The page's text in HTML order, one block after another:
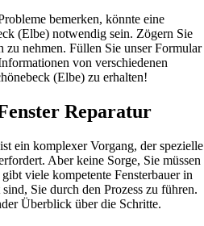
bemerken, könnte eine
(Elbe) notwendig sein. Zögern Sie
nehmen. Füllen Sie unser Formular
von verschiedenen
(Elbe) zu erhalten!
Reparatur
ein komplexer Vorgang, der spezielle
Aber keine Sorge, Sie müssen
viele kompetente Fensterbauer in
Sie durch den Prozess zu führen.
Überblick über die Schritte.